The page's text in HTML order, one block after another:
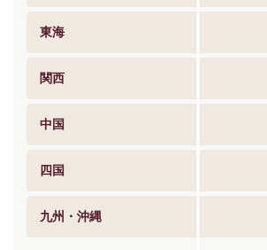
東海
関西
中国
四国
九州・沖縄